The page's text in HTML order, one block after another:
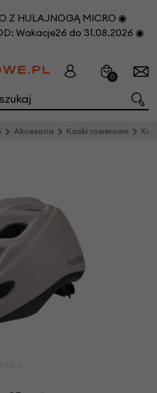
Z HULAJNOGĄ MICRO ◉
Wakacje26 do 31.08.2026 ◉
0
Akcesoria Kaski rowerowe